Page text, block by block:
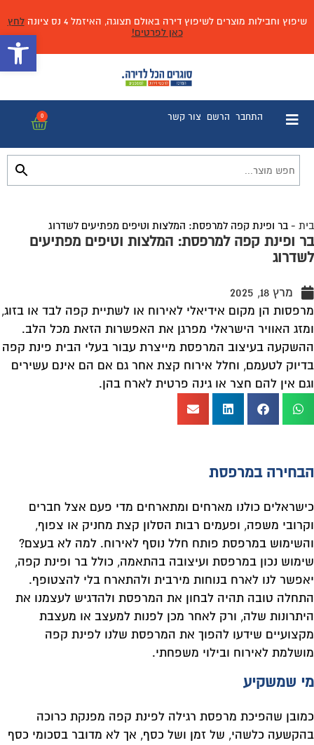
שיפוץ וחבילות מוצרים לשיפוץ דירה באולם תצוגה, האיזמל 4 נס ציונה
לחץ
כאן לפרטים!
התחבר הרשם צור קשר 0
בית - בר ופינת קפה למרפסת: המלצות וטיפים מפתיעים לשדרוג
בר ופינת קפה למרפסת: המלצות וטיפים מפתיעים
לשדרוג
מרץ 18, 2025
מרפסות הן מקום אידיאלי לאירוח או לשתיית קפה לבד או בזוג,
ומזג האוויר הישראלי מפרגן את האפשרות הזאת מכל הלב.
ההשקעה בעיצוב המרפסת מייצרת עבור בעלי הבית פינת קפה
בדיוק לטעמם, וחלל אירוח קצת אחר גם אם הם אינם עשירים
וגם אין להם חצר או גינה פרטית לארח בהן.
הבחירה במרפסת
כישראלים כולנו מארחים ומתארחים מדי פעם אצל חברים
וקרובי משפה, ופעמים רבות הסלון קצת מחניק או צפוף,
והשימוש במרפסת פותח חלל נוסף לאירוח. למה לא בעצם?
שימוש נכון במרפסת ועיצובה בהתאמה, כולל בר ופינת קפה,
יאפשר לנו לארח בנוחות מירבית ולהתארח בלי להצטופף.
התחלה טובה תהיה לבחון את המרפסת ולהדגיש לעצמנו את
היתרונות שלה, ורק לאחר מכן לפנות למעצב או מעצבת
מקצועיים שידעו להפוך את המרפסת שלנו לפינת קפה
מושלמת לאירוח ובילוי משפחתי.
מי שמשקיע
כמובן שהפיכת מרפסת רגילה לפינת קפה מפנקת כרוכה
בהקשעה כלשהי, של זמן ושל כסף, אך לא מדובר בסכומי כסף